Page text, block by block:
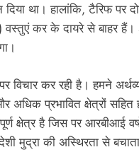
था। हालांकि, टैरिफ पर
वस्तुएं कर के दायरे से बाहर
विचार कर रही है। हमने
अधिक प्रभावित क्षेत्रों
क्षेत्र है जिस पर आरबीआई
मुद्रा की अस्थिरता से